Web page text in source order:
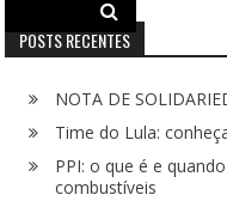
POSTS RECENTES
NOTA DE
Time do Lula:
PPI: o que é e
combustíveis